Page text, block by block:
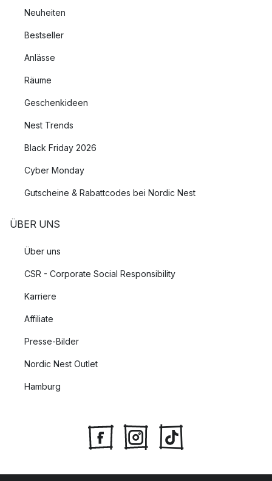
Neuheiten
Bestseller
Anlässe
Räume
Geschenkideen
Nest Trends
Black Friday 2026
Cyber Monday
Gutscheine & Rabattcodes bei Nordic Nest
ÜBER UNS
Über uns
CSR - Corporate Social Responsibility
Karriere
Affiliate
Presse-Bilder
Nordic Nest Outlet
Hamburg